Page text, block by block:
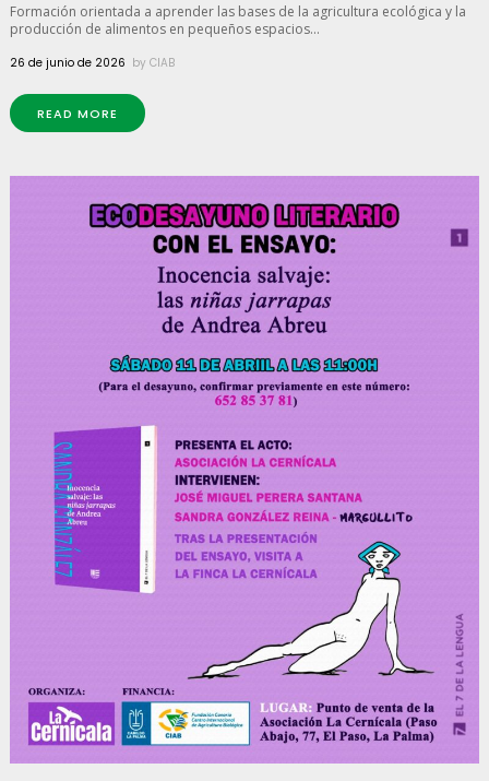
Formación orientada a aprender las bases de la agricultura ecológica y la
producción de alimentos en pequeños espacios...
26 de junio de 2026 by CIAB
READ MORE